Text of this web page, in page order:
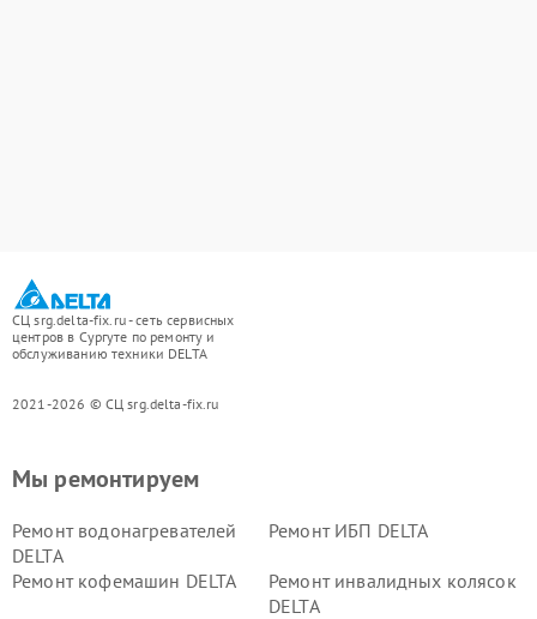
СЦ srg.delta-fix.ru - сеть сервисных
центров в Сургуте по ремонту и
обслуживанию техники DELTA
2021-2026 © СЦ srg.delta-fix.ru
Мы ремонтируем
Ремонт водонагревателей
DELTA
Ремонт ИБП DELTA
Ремонт кофемашин DELTA
Ремонт инвалидных колясок
DELTA